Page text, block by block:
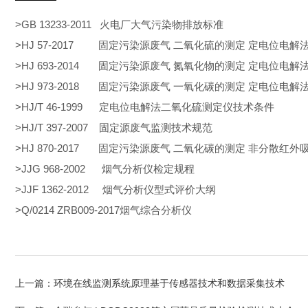
>GB 13233-2011 火电厂大气污染物排放标准
>HJ 57-2017 固定污染源废气 二氧化硫的测定 定电位电解
>HJ 693-2014 固定污染源废气 氮氧化物的测定 定电位电解
>HJ 973-2018 固定污染源废气 一氧化碳的测定 定电位电解
>HJ/T 46-1999 定电位电解法二氧化硫测定仪技术条件
>HJ/T 397-2007 固定源废气监测技术规范
>HJ 870-2017 固定污染源废气 二氧化碳的测定 非分散红外
>JJG 968-2002 烟气分析仪检定规程
>JJF 1362-2012 烟气分析仪型式评价大纲
>Q/0214 ZRB009-2017烟气综合分析仪
上一篇： 环境在线监测系统原理基于传感器技术和数据采集技术